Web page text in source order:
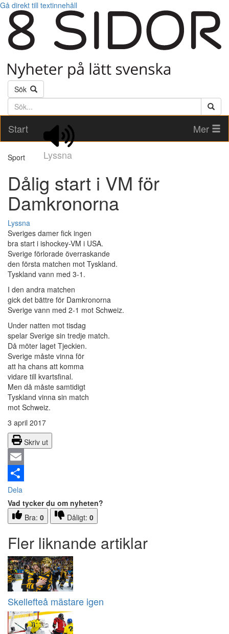
Gå direkt till textinnehåll
Sök
Söktext
Start
Lyssna
Mer
Sport
Dålig start i VM för
Damkronorna
Lyssna
Sveriges damer fick ingen
bra start i ishockey-VM i USA.
Sverige förlorade överraskande
den första matchen mot Tyskland.
Tyskland vann med 3-1.
I den andra matchen
gick det bättre för Damkronorna
Sverige vann med 2-1 mot Schweiz.
Under natten mot tisdag
spelar Sverige sin tredje match.
Då möter laget Tjeckien.
Sverige måste vinna för
att ha chans att komma
vidare till kvartsfinal.
Men då måste samtidigt
Tyskland vinna sin match
mot Schweiz.
3 april 2017
Skriv ut
Email
Dela
Vad tycker du om nyheten?
Bra: 0 Dåligt: 0
Fler liknande artiklar
Skellefteå mästare igen